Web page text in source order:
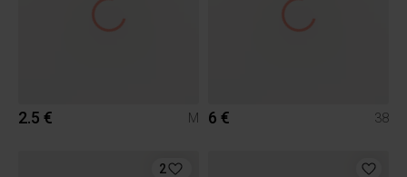
2.5 € M 6 € 38
2